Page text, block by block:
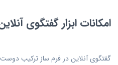
امکانات ابزار گفتگوی
گفتگوی آنلاین در فرم ساز ترکیب